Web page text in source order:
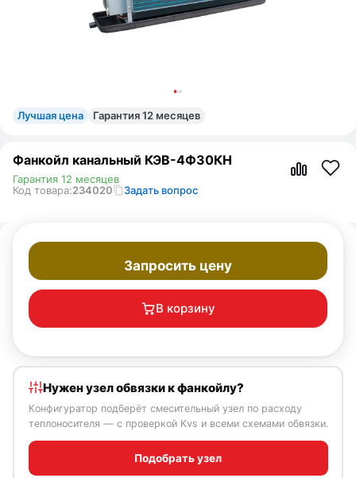
Лучшая цена Гарантия 12 месяцев
Фанкойл канальный КЭВ-4Ф30КН
Код товара:234020 Задать вопрос
Гарантия 12 месяцев
Запросить цену
В корзину
Нужен узел обвязки к фанкойлу?
Конфигуратор подберёт смесительный узел по расходу
теплоносителя — с проверкой Kvs и всеми схемами обвязки.
Подобрать узел